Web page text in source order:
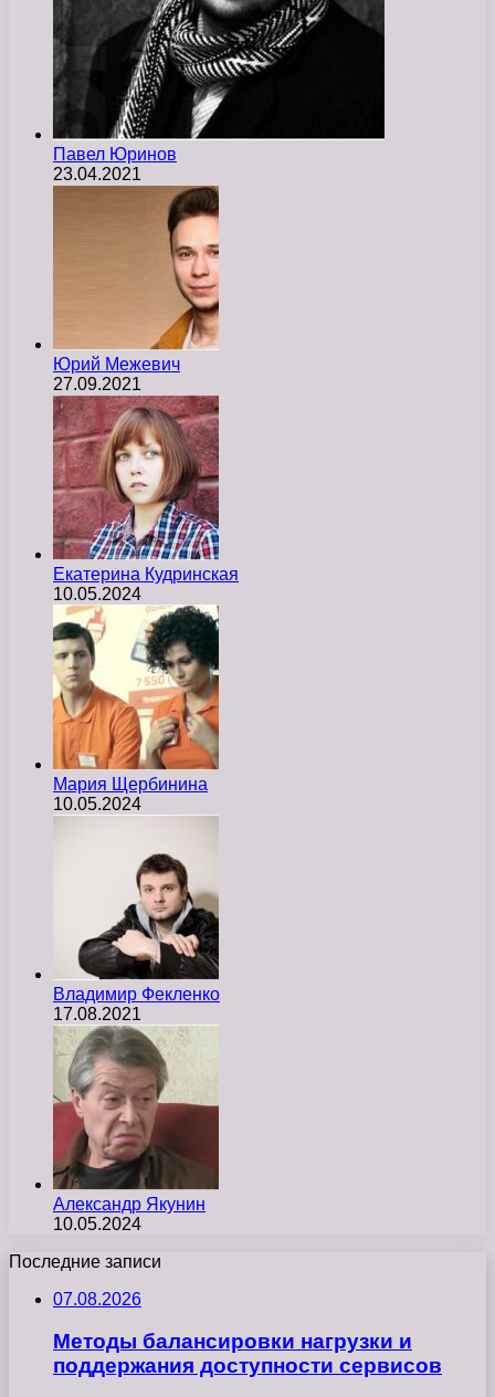
Павел Юринов
23.04.2021
Юрий Межевич
27.09.2021
Екатерина Кудринская
10.05.2024
Мария Щербинина
10.05.2024
Владимир Фекленко
17.08.2021
Александр Якунин
10.05.2024
Последние записи
07.08.2026
Методы балансировки нагрузки и
поддержания доступности сервисов